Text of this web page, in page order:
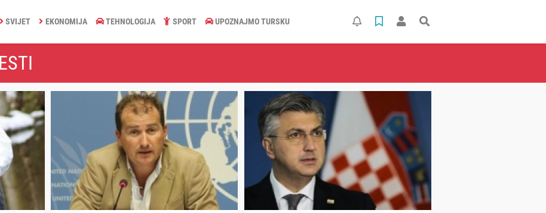
SVIJET EKONOMIJA TEHNOLOGIJA SPORT UPOZNAJMO TURSKU